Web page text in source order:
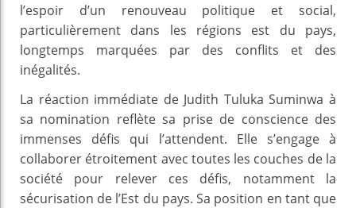
l’espoir d’un renouveau politique et social,
particulièrement dans les régions est du pays,
longtemps marquées par des conflits et des
inégalités.
La réaction immédiate de Judith Tuluka Suminwa à
sa nomination reflète sa prise de conscience des
immenses défis qui l’attendent. Elle s’engage à
collaborer étroitement avec toutes les couches de la
société pour relever ces défis, notamment la
sécurisation de l’Est du pays. Sa position en tant que